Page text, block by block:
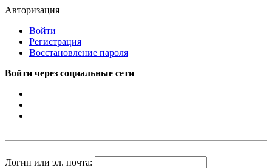
Авторизация
Войти
Регистрация
Восстановление пароля
Войти через социальные сети
Логин или эл. почта: